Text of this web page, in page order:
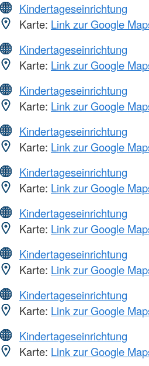
Kindertageseinrichtung
Karte: Link zur Google
Kindertageseinrichtung
Karte: Link zur Google
Kindertageseinrichtung
Karte: Link zur Google
Kindertageseinrichtung
Karte: Link zur Google
Kindertageseinrichtung
Karte: Link zur Google
Kindertageseinrichtung
Karte: Link zur Google
Kindertageseinrichtung
Karte: Link zur Google
Kindertageseinrichtung
Karte: Link zur Google
Kindertageseinrichtung
Karte: Link zur Google